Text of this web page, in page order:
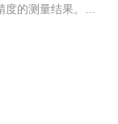
的测量结果。仪
连续自动监测系统